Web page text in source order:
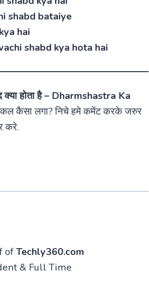
shabd bataiye
hai
shabd kya hota hai
क्या होता है – Dharmshastra Ka
कैसा लगा? निचे हमे कमेंट करके जरुर
करे.
ofTechly360.com
& Full Time